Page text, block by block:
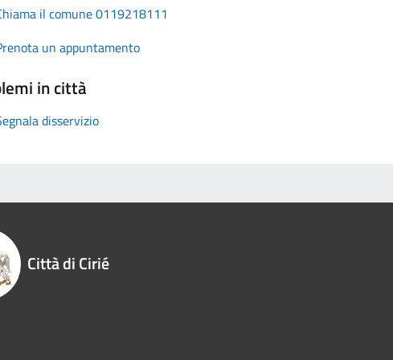
il comune 0119218111
un appuntamento
in città
disservizio
Città di Cirié